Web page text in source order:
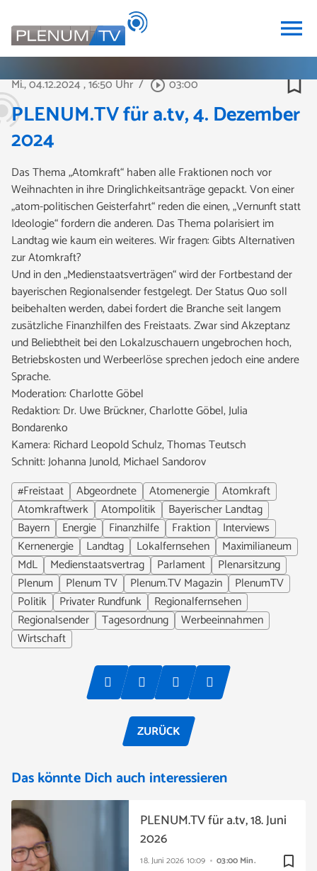
menu
Mi., 04.12.2024, 16:50 Uhr / play_circle_outline03:00 bookmark_border
PLENUM.TV für a.tv, 4. Dezember
2024
Das Thema „Atomkraft“ haben alle Fraktionen noch vor
Weihnachten in ihre Dringlichkeitsanträge gepackt. Von einer
„atom-politischen Geisterfahrt“ reden die einen, „Vernunft statt
Ideologie“ fordern die anderen. Das Thema polarisiert im
Landtag wie kaum ein weiteres. Wir fragen: Gibts Alternativen
zur Atomkraft?
Und in den „Medienstaatsverträgen“ wird der Fortbestand der
bayerischen Regionalsender festgelegt. Der Status Quo soll
beibehalten werden, dabei fordert die Branche seit langem
zusätzliche Finanzhilfen des Freistaats. Zwar sind Akzeptanz
und Beliebtheit bei den Lokalzuschauern ungebrochen hoch,
Betriebskosten und Werbeerlöse sprechen jedoch eine andere
Sprache.
Moderation: Charlotte Göbel
Redaktion: Dr. Uwe Brückner, Charlotte Göbel, Julia
Bondarenko
Kamera: Richard Leopold Schulz, Thomas Teutsch
Schnitt: Johanna Junold, Michael Sandorov
#Freistaat
Abgeordnete Atomenergie
Atomkraft
Atomkraftwerk
Atompolitik
Bayerischer Landtag
Bayern
Energie Finanzhilfe Fraktion
Interviews
Kernenergie
Landtag Lokalfernsehen
Maximilianeum
MdL
Medienstaatsvertrag Parlament
Plenarsitzung
Plenum
Plenum TV Plenum.TV Magazin
PlenumTV
Politik
Privater Rundfunk
Regionalfernsehen
Regionalsender
Tagesordnung
Werbeeinnahmen
Wirtschaft
ZURÜCK
Das könnte Dich auch interessieren
bookmark_border
18. Juni 2026 10:09 03:00 Min.
PLENUM.TV für a.tv, 18. Juni
2026